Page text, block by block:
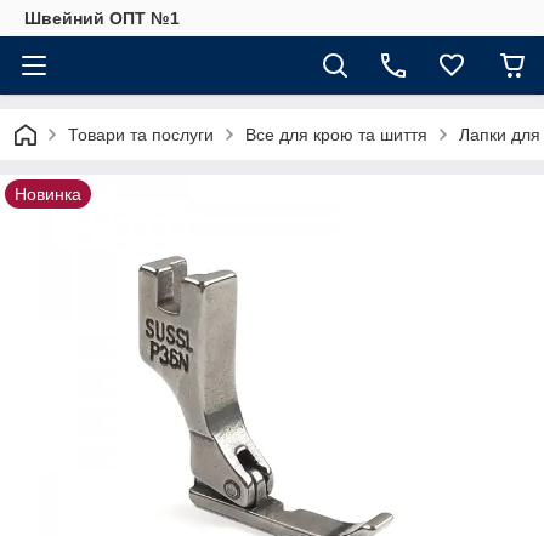
Швейний ОПТ №1
Товари та послуги Все для крою та шиття Лапки
Новинка